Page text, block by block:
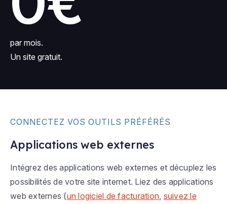
par mois.
Un site gratuit.
CONNECTEZ VOS OUTILS PRÉFÉRÉS
Applications web externes
Intégrez des applications web externes et décuplez les
possibilités de votre site internet. Liez des applications
web externes (un logiciel de facturation, suivez le